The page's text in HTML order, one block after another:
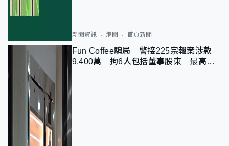
新聞資訊 港聞 首頁新聞
Fun Coffee騙局｜警接225宗報案涉款
9,400萬 拘6人包括董事股東 最高金